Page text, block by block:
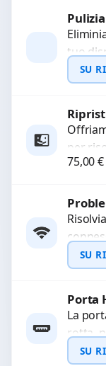
tuo
eSU
per
di
75,00€
guasti
SU
Porta
La
rotta,
SU